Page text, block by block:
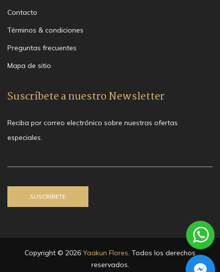
Contacto
Términos & condiciones
Preguntas frecuentes
Mapa de sitio
Suscríbete a nuestro Newsletter
Reciba por correo electrónico sobre nuestras ofertas
especiales.
Copyright © 2026 Yaakun Flores. Todos los derechos
reservados.